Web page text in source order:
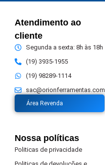
Atendimento ao
cliente
Segunda a sexta: 8h às 18h
(19) 3935-1955
(19) 98289-1114
sac@orionferramentas.com
Área Revenda
Nossa políticas
Politicas de privacidade